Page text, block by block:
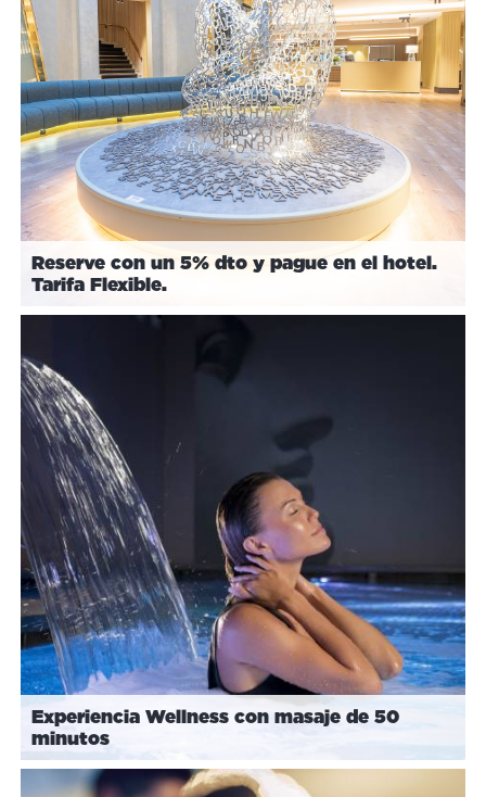
Reserve con un 5% dto y pague en el hotel.
Tarifa Flexible.
Experiencia Wellness con masaje de 50
minutos